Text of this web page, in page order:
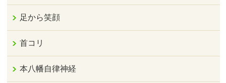
足から笑顔
首コリ
本八幡自律神経